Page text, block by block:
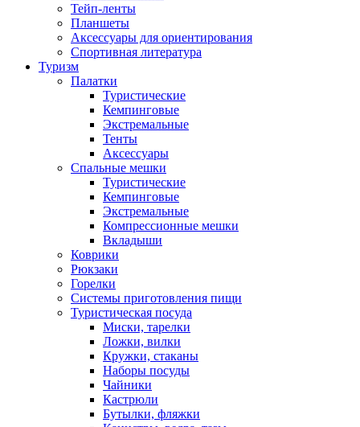
Тейп-ленты
Планшеты
Аксессуары для ориентирования
Спортивная литература
Туризм
Палатки
Туристические
Кемпинговые
Экстремальные
Тенты
Аксессуары
Спальные мешки
Туристические
Кемпинговые
Экстремальные
Компрессионные мешки
Вкладыши
Коврики
Рюкзаки
Горелки
Системы приготовления пищи
Туристическая посуда
Миски, тарелки
Ложки, вилки
Кружки, стаканы
Наборы посуды
Чайники
Кастрюли
Бутылки, фляжки